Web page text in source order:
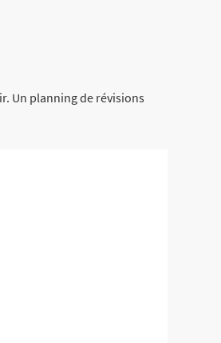
Un planning de révisions